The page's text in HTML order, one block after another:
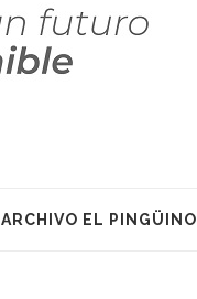
ARCHIVO EL PINGÜINO